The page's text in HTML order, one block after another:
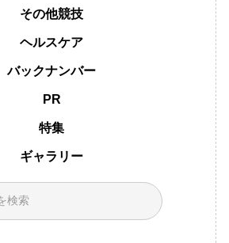
その他競技
ヘルスケア
バックナンバー
PR
特集
ギャラリー